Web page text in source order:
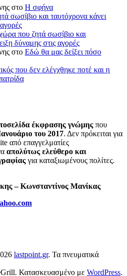
στο Η σφήνα
σωσίβιο και ταυτόχρονα κάνει
που ζητά σωσίβιο και
δύναμης στις αγορές
στο Εδώ θα μας δείξει πόσο
που δεν ελέγχθηκε ποτέ και η
έκφρασης γνώμης που
του 2017. Δεν πρόκειται για
από επαγγελματίες
απολύτως ελεύθερο και
για καταξιωμένους πολίτες.
– Κωνσταντίνος Μανίκας
lastpoint.gr. Τα πνευματικά
Κατασκευασμένο με WordPress.